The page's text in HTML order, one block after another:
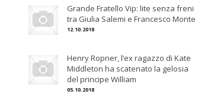
Grande Fratello Vip: lite senza freni
tra Giulia Salemi e Francesco Monte
12.10.2018
Henry Ropner, l’ex ragazzo di Kate
Middleton ha scatenato la gelosia
del principe William
05.10.2018